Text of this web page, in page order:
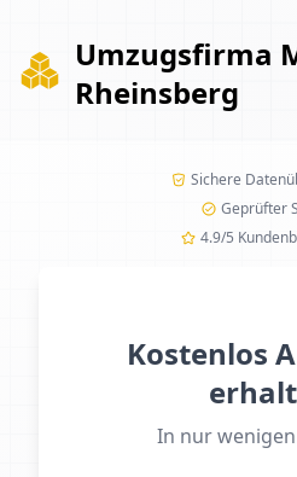
Umzugsfirma
Rheinsberg
Sichere
Geprüfter
4.9/5
Kostenlos
In nur